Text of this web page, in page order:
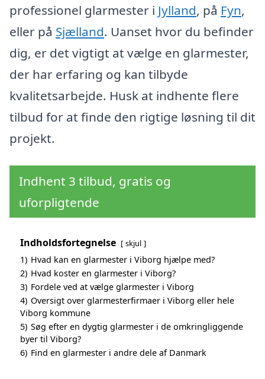
professionel glarmester i Jylland, på Fyn,
eller på Sjælland. Uanset hvor du befinder
dig, er det vigtigt at vælge en glarmester,
der har erfaring og kan tilbyde
kvalitetsarbejde. Husk at indhente flere
tilbud for at finde den rigtige løsning til dit
projekt.
Indhent 3 tilbud, gratis og
uforpligtende
Indholdsfortegnelse skjul
1) Hvad kan en glarmester i Viborg hjælpe med?
2) Hvad koster en glarmester i Viborg?
3) Fordele ved at vælge glarmester i Viborg
4) Oversigt over glarmesterfirmaer i Viborg eller hele
Viborg kommune
5) Søg efter en dygtig glarmester i de omkringliggende
byer til Viborg?
6) Find en glarmester i andre dele af Danmark